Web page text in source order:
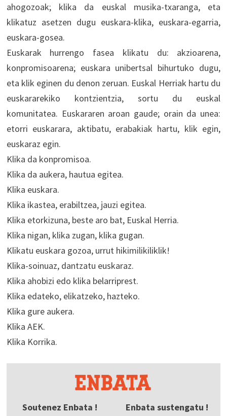
ahogozoak; klika da euskal musika-txaranga, eta
klikatuz asetzen dugu euskara-klika, euskara-egarria,
euskara-gosea.
Euskarak hurrengo fasea klikatu du: akzioarena,
konpromisoarena; euskara unibertsal bihurtuko dugu,
eta klik eginen du denon zeruan. Euskal Herriak hartu du
euskararekiko kontzientzia, sortu du euskal
komunitatea. Euskararen aroan gaude; orain da unea:
etorri euskarara, aktibatu, erabakiak hartu, klik egin,
euskaraz egin.
Klika da konpromisoa.
Klika da aukera, hautua egitea.
Klika euskara.
Klika ikastea, erabiltzea, jauzi egitea.
Klika etorkizuna, beste aro bat, Euskal Herria.
Klika nigan, klika zugan, klika gugan.
Klikatu euskara gozoa, urrut hikimilikiliklik!
Klika-soinuaz, dantzatu euskaraz.
Klika ahobizi edo klika belarriprest.
Klika edateko, elikatzeko, hazteko.
Klika gure aukera.
Klika AEK.
Klika Korrika.
Soutenez Enbata ! Enbata sustengatu !